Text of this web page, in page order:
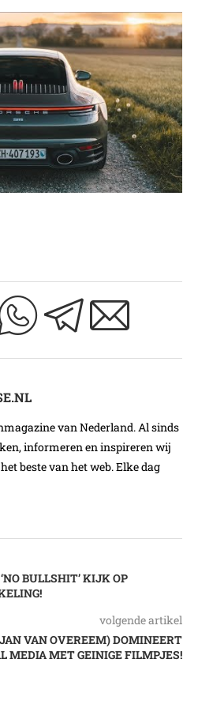
van Nederland. Al sinds
informeren en inspireren wij
beste van het web. Elke dag
BULLSHIT’ KIJK OP
volgende artikel
VAN OVEREEM) DOMINEERT
MEDIA MET GEINIGE FILMPJES!